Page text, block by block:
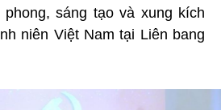
sáng tạo và xung kích
niên Việt Nam tại Liên bang